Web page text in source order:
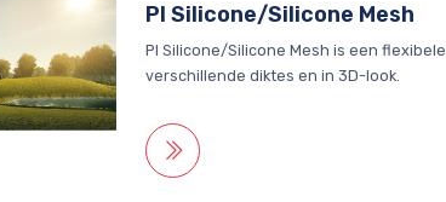
PI Silicone/Silicone Mesh
PI Silicone/Silicone Mesh is een
verschillende diktes en in 3D-look.